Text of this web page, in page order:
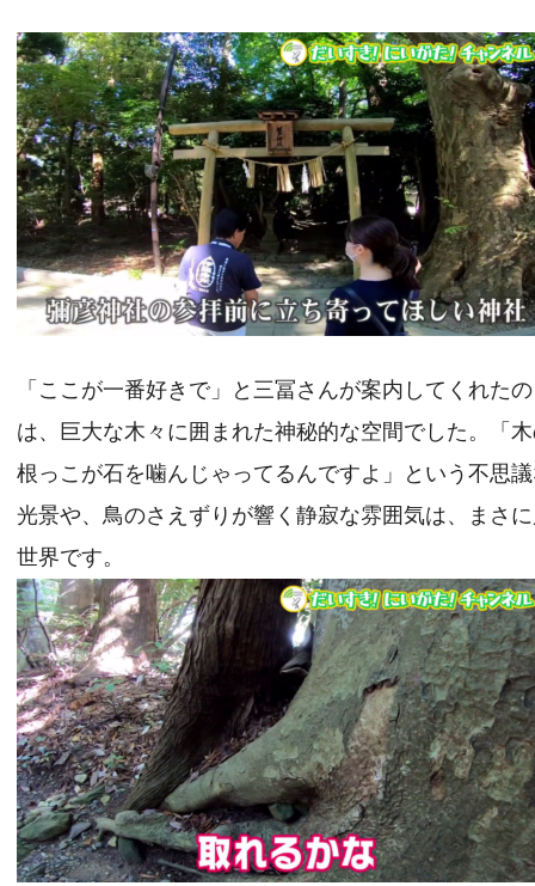
「ここが一番好きで」と三冨さんが案内してくれたの
は、巨大な木々に囲まれた神秘的な空間でした。「
根っこが石を噛んじゃってるんですよ」という不思
光景や、鳥のさえずりが響く静寂な雰囲気は、まさ
世界です。